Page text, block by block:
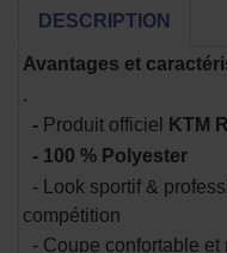
DESCRIPTION
Avantages et
.
- Produit officiel
KTM
- 100 % Polyester
- Look sportif &
compétition
- Coupe confortable